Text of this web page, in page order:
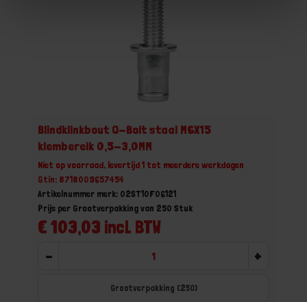
Blindklinkbout Q-Bolt staal M6X15
klembereik 0,5-3,0MM
Niet op voorraad, levertijd 1 tot meerdere werkdagen
Gtin: 8718009657454
Artikelnummer merk: 02ST10F06121
€ 103,03 incl. BTW
Prijs per Grootverpakking van 250 Stuk
- +
Grootverpakking (250)